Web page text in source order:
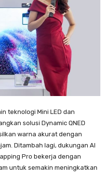
teknologi Mini LED dan
solusi Dynamic QNED
warna akurat dengan
Ditambah lagi, dukungan AI
Pro bekerja dengan
untuk semakin meningkatkan